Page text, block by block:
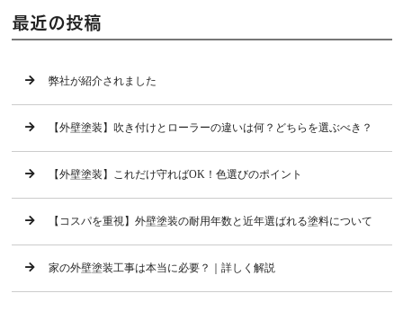
最近の投稿
弊社が紹介されました
【外壁塗装】吹き付けとローラーの違いは何？どちらを選ぶべき？
【外壁塗装】これだけ守ればOK！色選びのポイント
【コスパを重視】外壁塗装の耐用年数と近年選ばれる塗料について
家の外壁塗装工事は本当に必要？｜詳しく解説